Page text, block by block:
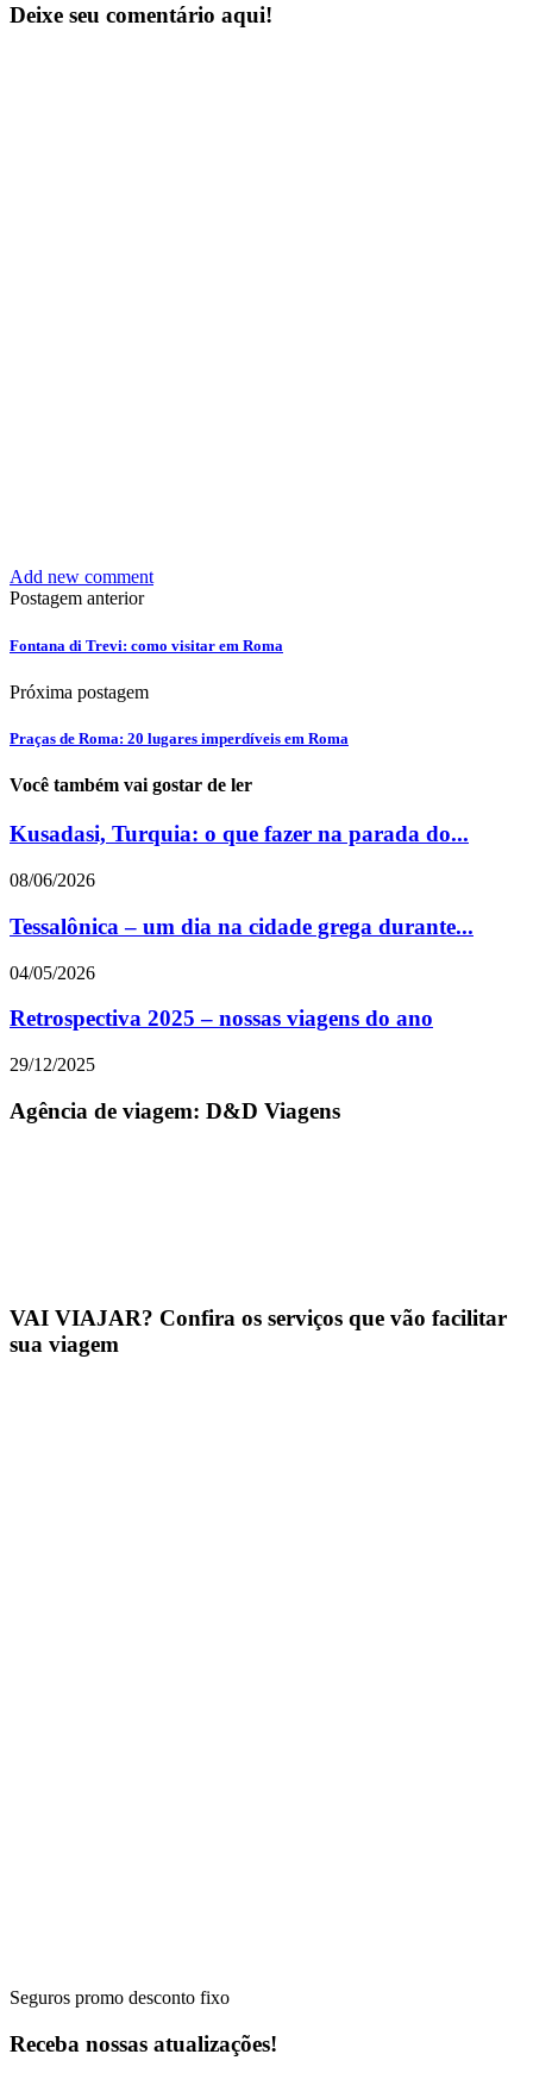
Deixe seu comentário aqui!
Add new comment
Postagem anterior
Fontana di Trevi: como visitar em Roma
Próxima postagem
Praças de Roma: 20 lugares imperdíveis em Roma
Você também vai gostar de ler
Kusadasi, Turquia: o que fazer na parada do...
08/06/2026
Tessalônica – um dia na cidade grega durante...
04/05/2026
Retrospectiva 2025 – nossas viagens do ano
29/12/2025
Agência de viagem: D&D Viagens
VAI VIAJAR? Confira os serviços que vão facilitar
sua viagem
Seguros promo desconto fixo
Receba nossas atualizações!